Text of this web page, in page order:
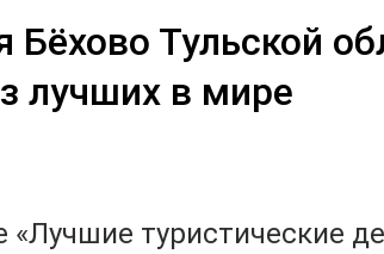
Бёхово Тульской
лучших в мире
«Лучшие туристические